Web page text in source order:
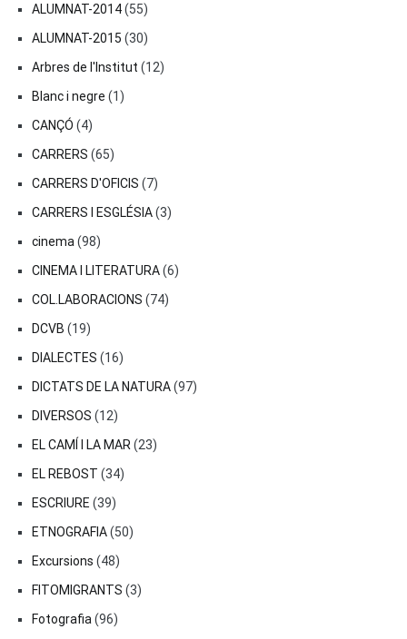
ALUMNAT-2014(55)
ALUMNAT-2015 (30)
Arbres de l'Institut (12)
Blanc i negre (1)
CANÇÓ (4)
CARRERS (65)
CARRERS D'OFICIS (7)
CARRERS I ESGLÉSIA(3)
cinema (98)
CINEMA I LITERATURA(6)
COL.LABORACIONS (74)
DCVB (19)
DIALECTES (16)
DICTATS DE LA NATURA(97)
DIVERSOS (12)
EL CAMÍ I LA MAR (23)
EL REBOST (34)
ESCRIURE (39)
ETNOGRAFIA(50)
Excursions (48)
FITOMIGRANTS (3)
Fotografia (96)